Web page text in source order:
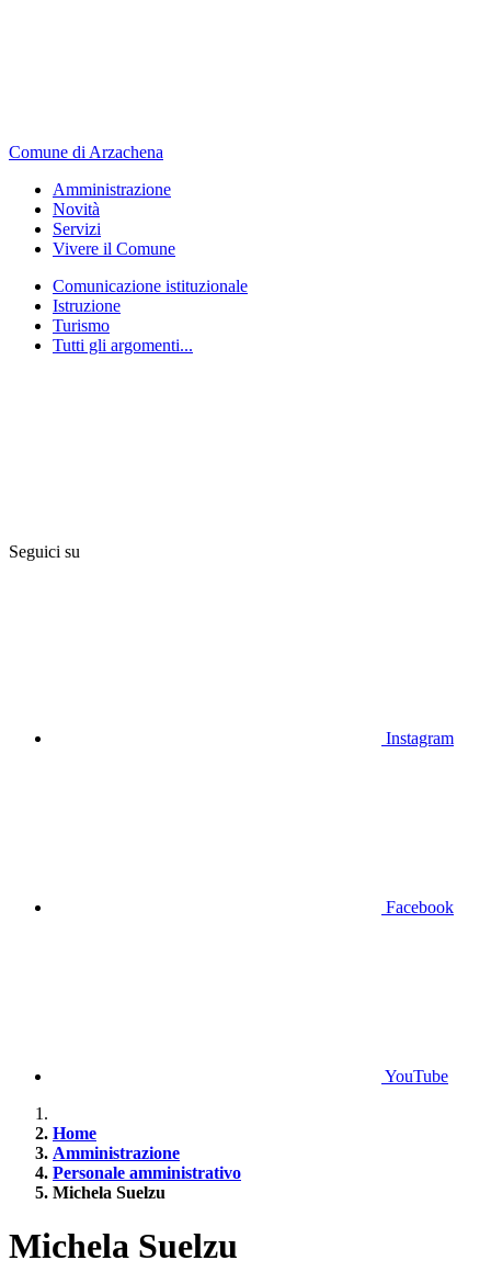
Comune di Arzachena
Amministrazione
Novità
Servizi
Vivere il Comune
Comunicazione istituzionale
Istruzione
Turismo
Tutti gli argomenti...
Seguici su
Instagram
Facebook
YouTube
Home
Amministrazione
Personale amministrativo
Michela Suelzu
Michela Suelzu